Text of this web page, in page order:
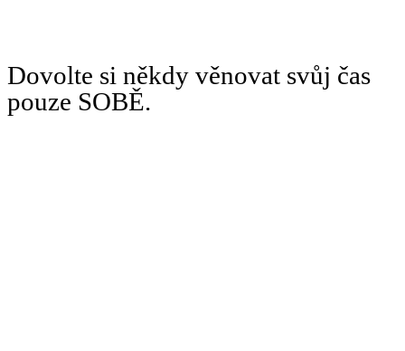
Dovolte si někdy věnovat svůj čas
pouze SOBĚ.